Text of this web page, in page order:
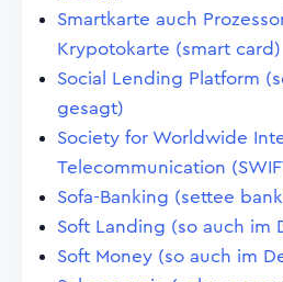
Smartkarte auch
Krypotokarte (smart card)
Social Lending Platform
gesagt)
Society for Worldwide
Telecommunication
Sofa-Banking (settee
Soft Landing (so auch im
Soft Money (so auch im